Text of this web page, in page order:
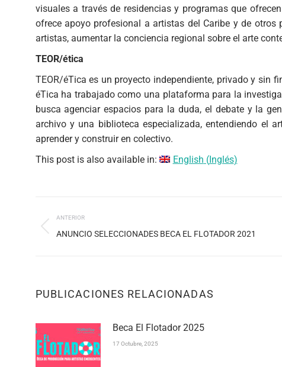
visuales a través de residencias y programas que
ofrece apoyo profesional a artistas del Caribe y de
artistas, aumentar la conciencia regional sobre el arte
TEOR/ética
TEOR/éTica es un proyecto independiente, privado y sin
éTica ha trabajado como una plataforma para la
busca agenciar espacios para la duda, el debate y la
archivo y una biblioteca especializada, entendiendo el
aprender y construir en colectivo.
This post is also available in:
English (Inglés)
ENTRE
ANTERIOR
Publicación
ANUNCIO SELECCIONADES BECA EL FLOTADOR 2021
PUBLICACIONES RELACIONADAS
Beca El Flotador 2025
17 Octubre, 2025